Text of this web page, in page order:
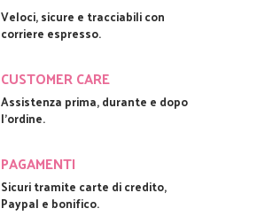
Veloci, sicure e tracciabili con
corriere espresso.
CUSTOMER CARE
Assistenza prima, durante e dopo
l'ordine.
PAGAMENTI
Sicuri tramite carte di credito,
Paypal e bonifico.